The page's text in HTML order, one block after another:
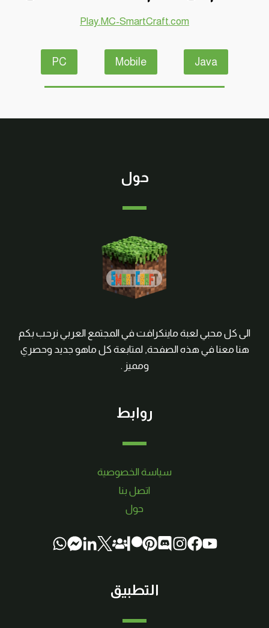
Play.MC-SmartCraft.com
Java
Mobile
PC
حول
الى كل محبي لعبة ماينكرافت في المجتمع العربي نرحب بكم
هنا معنا في هذه الصفحة, لمتابعة كل ماهو جديد وحصري
ومميز .
روابط
سياسة الخصوصية
اتصل بنا
حول
التطبيق